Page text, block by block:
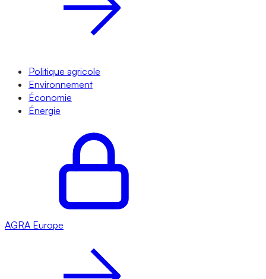
Politique agricole
Environnement
Économie
Énergie
AGRA Europe